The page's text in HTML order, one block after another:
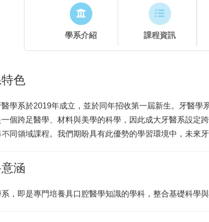
學系介紹 課程資訊
色
醫學系於2019年成立，並於同年招收第一屆新生。牙醫
一個跨足醫學、材料與美學的科學，因此成大牙醫系設定
同領域課程。我們期盼具有此優勢的學習環境中，未來
涵
，即是專門培養具口腔醫學知識的學科，整合基礎科學